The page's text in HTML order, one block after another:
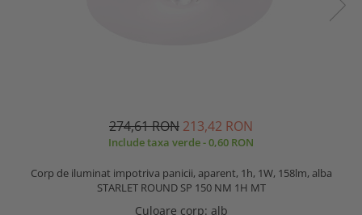
274,61 RON 213,42 RON
Include taxa verde - 0,60 RON
Corp de iluminat impotriva panicii, aparent, 1h, 1W, 158lm, alba
STARLET ROUND SP 150 NM 1H MT
Culoare corp: alb